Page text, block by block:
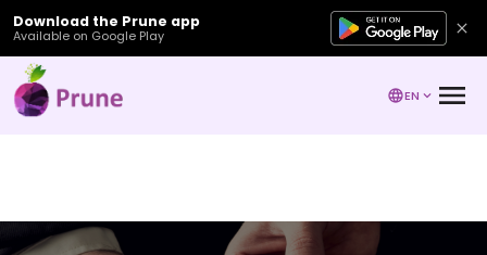
Download the Prune app
Available on Google Play
EN